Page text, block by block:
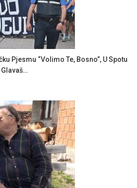
Pjesmu “Volimo Te, Bosno”, U Spotu